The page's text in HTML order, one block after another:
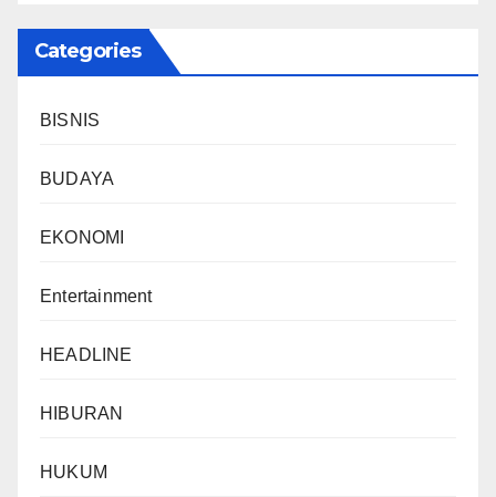
Categories
BISNIS
BUDAYA
EKONOMI
Entertainment
HEADLINE
HIBURAN
HUKUM